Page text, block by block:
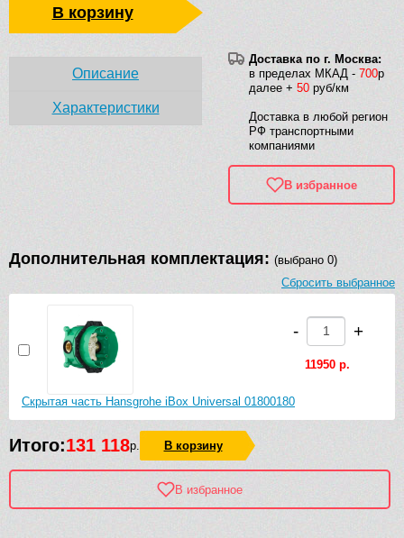
В корзину
Доставка по г. Москва:
в пределах МКАД - 700р
далее + 50 руб/км
Доставка в любой регион
РФ транспортными
компаниями
В избранное
Описание
Характеристики
Дополнительная комплектация: (выбрано 0)
Сбросить выбранное
Скрытая часть Hansgrohe iBox Universal 01800180
- +
11950 р.
Итого:131 118р. В корзину
В избранное